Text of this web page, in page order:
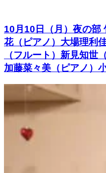
10月10日（月）夜の部
花（ピアノ）大場理利
（フルート）新見知世
加藤菜々美（ピアノ）